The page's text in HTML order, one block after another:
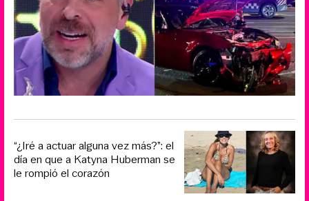
“¿Iré a actuar alguna vez más?”: el
día en que a Katyna Huberman se
le rompió el corazón